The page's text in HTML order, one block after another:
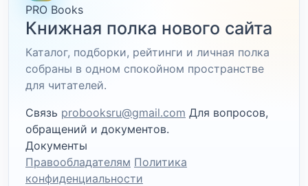
PRO Books
Книжная полка нового сайта
Каталог, подборки, рейтинги и личная полка
собраны в одном спокойном пространстве
для читателей.
Связь probooksru@gmail.com Для вопросов,
обращений и документов.
Документы
Правообладателям Политика
конфиденциальности